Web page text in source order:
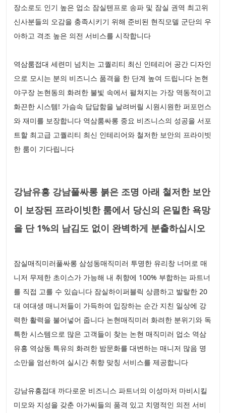
장소로도 인기 높은 업소 잠실텐프로 송파 및 잠실 권역 최고위
신사분들의 오감을 충족시키기 위해 준비된 현직모델 군단의 우
아하고 격조 높은 의전 서비스를 시작합니다
역삼룸접대 세련미 넘치는 고퀄리티 최신 인테리어 공간 디자인
으로 모시는 분의 비즈니스 품격을 한 단계 높여 드립니다 논현
야구장 논현동의 화려한 불빛 속에서 펼쳐지는 가장 역동적이고
화끈한 시스템! 가슴속 답답함을 날려버릴 시원시원한 퍼포먼스
와 재미를 보장합니다 역삼룸싸롱 중요 비즈니스의 성공을 서포
트할 최고급 고퀄리티 최신 인테리어와 철저한 보안의 프라이빗
한 룸이 기다립니다
강남유흥 강남풀싸롱 붉은 조명 아래 철저한 보안
이 보장된 프라이빗한 룸에서 당신의 은밀한 욕망
을 단 1%의 남김도 없이 완벽하게 분출하십시오
잠실매직미러풀싸롱 삼성동매직미러 투명한 유리창 너머로 매
니저 무제한 초이스가 가능해 내 취향에 100% 부합하는 파트너
를 직접 고를 수 있습니다 잠실하이퍼블릭 상큼하고 발랄한 20
대 여대생 매니저들이 가득하여 입장하는 순간 지친 일상에 강
력한 활력을 불어넣어 줍니다 논현매직미러 화려한 분위기와 독
특한 시스템으로 많은 고객들이 찾는 논현 매직미러 업소 역삼
유흥 역삼동 특유의 화려한 밤문화를 대변하는 매니저 많음 명
소만을 엄선하여 실시간 취향 맞칭 서비스를 제공합니다
강남유흥접대 까다로운 비즈니스 파트너의 이성마저 마비시킬
미모와 지성을 갖춘 아가씨들의 품격 있고 치명적인 의전 서비